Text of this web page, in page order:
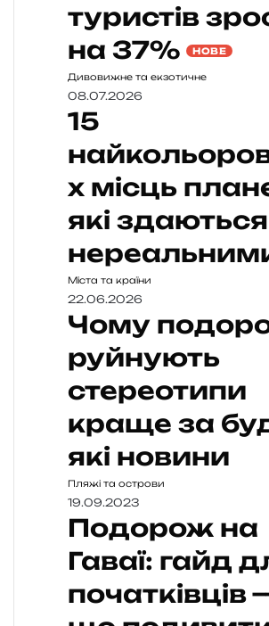
туристів
на 37%
НОВЕ
Дивовижне та екзотичне
08.07.2026
15
х місць
які здаються
Міста та країни
22.06.2026
Чому
руйнують
стереотипи
краще за
які новини
Пляжі та острови
19.09.2023
Подорож на
Гаваї: гайд
початківців